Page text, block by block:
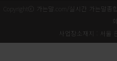
Copyrightⓒ 가는말.com/실시간 가는말
사업장소재지 : 서울